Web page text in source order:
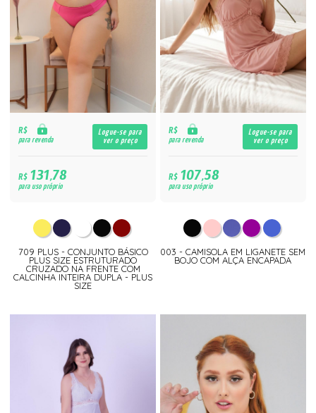
R$
para revenda
Logue-se para
ver o preço
R$131,78
para uso próprio
709 PLUS - CONJUNTO BÁSICO
PLUS SIZE ESTRUTURADO
CRUZADO NA FRENTE COM
CALCINHA INTEIRA DUPLA - PLUS
SIZE
R$
para revenda
Logue-se para
ver o preço
R$107,58
para uso próprio
003 - CAMISOLA EM LIGANETE SEM
BOJO COM ALÇA ENCAPADA